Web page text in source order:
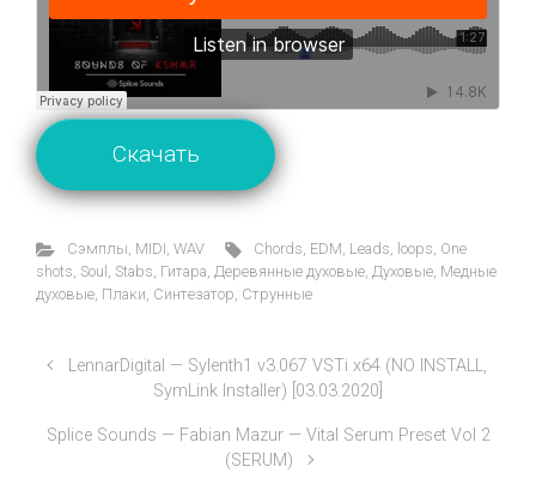
Скачать
Cэмплы, MIDI, WAV Chords, EDM, Leads, loops, One
shots, Soul , Stabs, Гитара, Деревянные духовые, Духовые, Медные
духовые, Плаки, Синтезатор, Струнные
LennarDigital — Sylenth1 v3.067 VSTi x64 (NO INSTALL,
SymLink Installer) [03.03.2020]
Splice Sounds — Fabian Mazur — Vital Serum Preset Vol 2
(SERUM)